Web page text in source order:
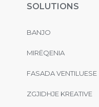
SOLUTIONS
BANJO
MIRËQENIA
FASADA VENTILUESE
ZGJIDHJE KREATIVE